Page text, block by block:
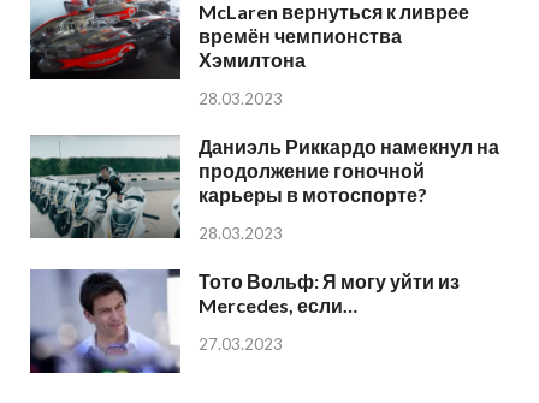
McLaren вернуться к ливрее
времён чемпионства
Хэмилтона
28.03.2023
Даниэль Риккардо намекнул на
продолжение гоночной
карьеры в мотоспорте?
28.03.2023
Тото Вольф: Я могу уйти из
Mercedes, если…
27.03.2023